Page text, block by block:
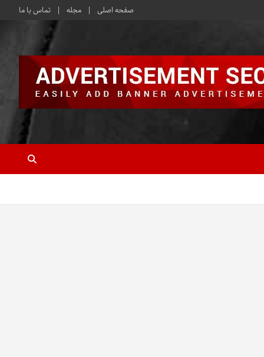
صفحه اصلی مجله تماس با ما